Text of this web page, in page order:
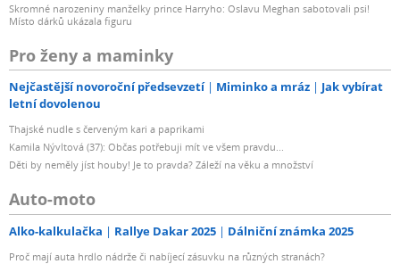
Skromné narozeniny manželky prince Harryho: Oslavu Meghan sabotovali psi!
Místo dárků ukázala figuru
Pro ženy a maminky
Nejčastější novoroční předsevzetí Miminko a mráz
Jak vybírat
letní dovolenou
Thajské nudle s červeným kari a paprikami
Kamila Nývltová (37): Občas potřebuji mít ve všem pravdu...
Děti by neměly jíst houby! Je to pravda? Záleží na věku a množství
Auto-moto
Alko-kalkulačka Rallye Dakar 2025 Dálniční známka 2025
Proč mají auta hrdlo nádrže či nabíjecí zásuvku na různých stranách?